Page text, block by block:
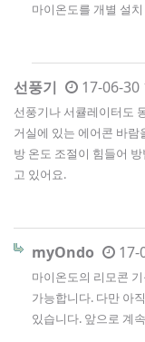
마이온도를 개별 설
선풍기 17-06-30
선풍기나 서큘레이터도
거실에 있는 에어콘 바람
방 온도 조절이 힘들어
고 있어요.
myOndo 17-
마이온도의 리모콘
가능합니다. 다만 아
있습니다. 앞으로 계